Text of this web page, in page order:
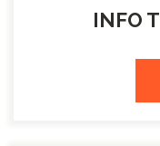
INFO